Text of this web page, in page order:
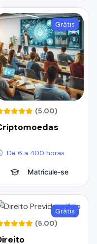
Grátis
(5.00)
De 6 a 400 horas
Matricule-se
Grátis
(5.00)